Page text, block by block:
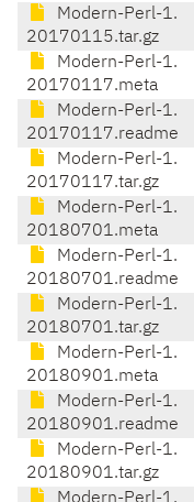
Modern-Perl-1.
20170115.tar.gz
Modern-Perl-1.
20170117.meta
Modern-Perl-1.
20170117.readme
Modern-Perl-1.
20170117.tar.gz
Modern-Perl-1.
20180701.meta
Modern-Perl-1.
20180701.readme
Modern-Perl-1.
20180701.tar.gz
Modern-Perl-1.
20180901.meta
Modern-Perl-1.
20180901.readme
Modern-Perl-1.
20180901.tar.gz